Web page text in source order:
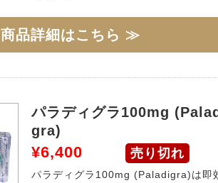
商品詳細はこちら ≫
パラディグラ100mg
gra)
¥6,400 売り切れ
パラディグラ100mg (Paladigra)は即